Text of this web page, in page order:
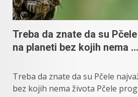
Treba da znate da su
na planeti bez kojih nema …
Treba da znate da su Pčele
bez kojih nema života Pčele